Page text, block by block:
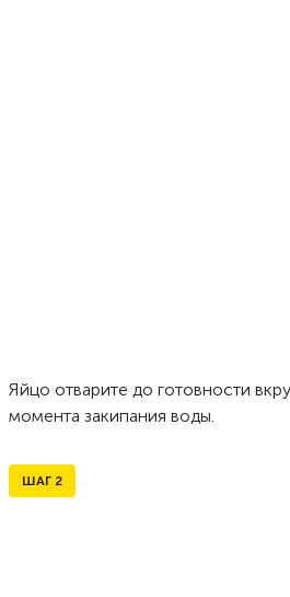
Яйцо отварите до готовности
момента закипания воды.
ШАГ 2